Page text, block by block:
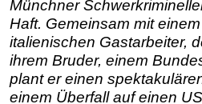
Münchner
Haft. Gemeinsam mit
italienischen Gastarbeiter,
ihrem Bruder, einem
plant er einen
einem Überfall auf einen